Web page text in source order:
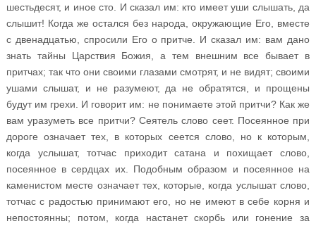
шестьдесят, и иное сто. И сказал им: кто имеет уши слышать, да
слышит! Когда же остался без народа, окружающие Его, вместе
с двенадцатью, спросили Его о притче. И сказал им: вам дано
знать тайны Царствия Божия, а тем внешним все бывает в
притчах; так что они своими глазами смотрят, и не видят; своими
ушами слышат, и не разумеют, да не обратятся, и прощены
будут им грехи. И говорит им: не понимаете этой притчи? Как же
вам уразуметь все притчи? Сеятель слово сеет. Посеянное при
дороге означает тех, в которых сеется слово, но к которым,
когда услышат, тотчас приходит сатана и похищает слово,
посеянное в сердцах их. Подобным образом и посеянное на
каменистом месте означает тех, которые, когда услышат слово,
тотчас с радостью принимают его, но не имеют в себе корня и
непостоянны; потом, когда настанет скорбь или гонение за